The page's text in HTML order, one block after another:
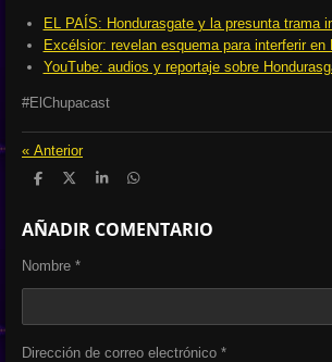
EL PAÍS: Hondurasgate y la presunta trama
Excélsior: revelan esquema para interferir
YouTube: audios y reportaje sobre
#ElChupacast
« Anterior
C
p
a
t
C
p
a
t
C
p
a
C
p
a
AÑADIR COMENTARIO
Nombre *
Dirección de correo electrónico *